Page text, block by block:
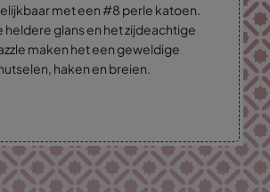
met een #8 perle katoen.
heldere glans en het zijdeachtige
maken het een geweldige
haken en breien.